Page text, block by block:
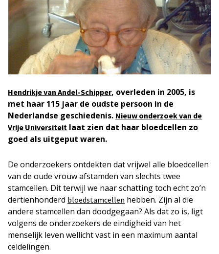
Hendrikje van Andel-Schipper, overleden in 2005, is
met haar 115 jaar de oudste persoon in de
Nederlandse geschiedenis. Nieuw onderzoek van de
Vrije Universiteit laat zien dat haar bloedcellen zo
goed als uitgeput waren.
De onderzoekers ontdekten dat vrijwel alle bloedcellen
van de oude vrouw afstamden van slechts twee
stamcellen. Dit terwijl we naar schatting toch echt zo’n
dertienhonderd bloedstamcellen hebben. Zijn al die
andere stamcellen dan doodgegaan? Als dat zo is, ligt
volgens de onderzoekers de eindigheid van het
menselijk leven wellicht vast in een maximum aantal
celdelingen.